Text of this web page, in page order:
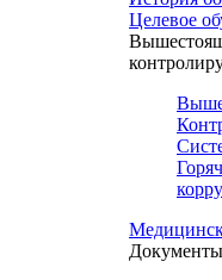
Целевое
Документы